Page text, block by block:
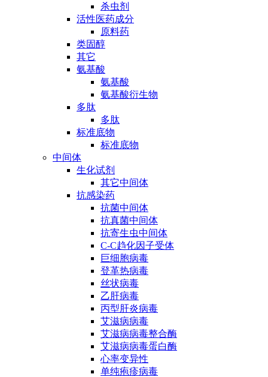
杀虫剂
活性医药成分
原料药
类固醇
其它
氨基酸
氨基酸
氨基酸衍生物
多肽
多肽
标准底物
标准底物
中间体
生化试剂
其它中间体
抗感染药
抗菌中间体
抗真菌中间体
抗寄生虫中间体
C-C趋化因子受体
巨细胞病毒
登革热病毒
丝状病毒
乙肝病毒
丙型肝炎病毒
艾滋病病毒
艾滋病病毒整合酶
艾滋病病毒蛋白酶
心率变异性
单纯疱疹病毒